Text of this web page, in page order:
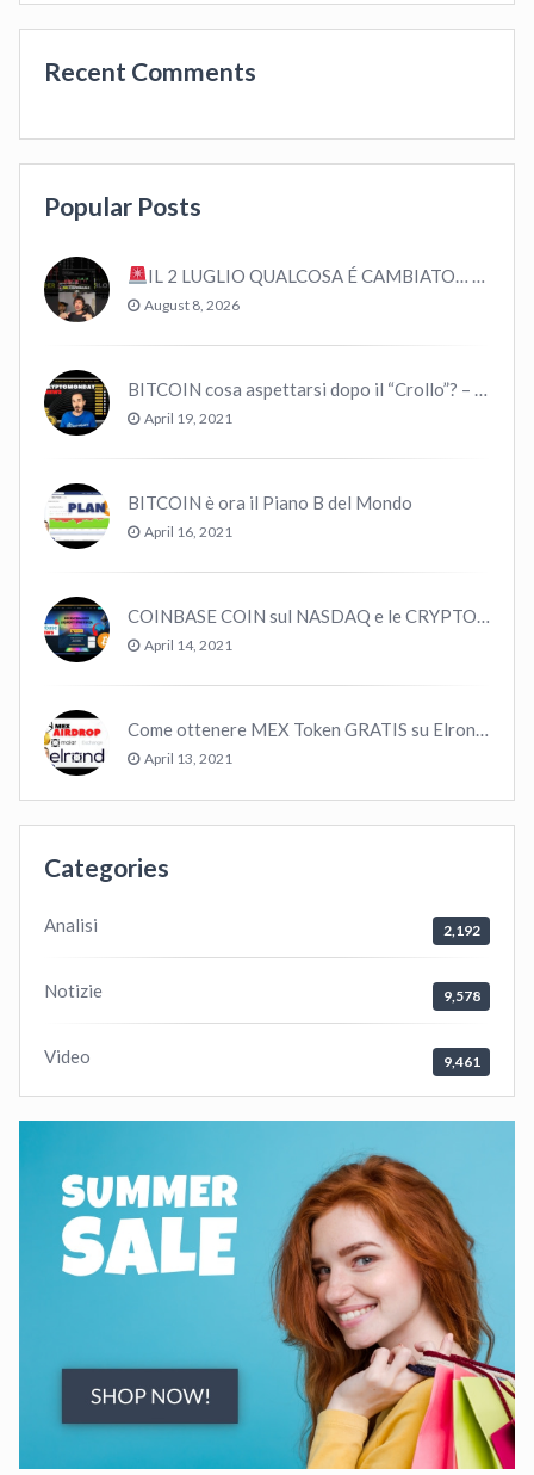
Recent Comments
Popular Posts
IL 2 LUGLIO QUALCOSA É CAMBIATO… #bitcoin #crypto #trading
August 8, 2026
BITCOIN cosa aspettarsi dopo il “Crollo”? – CryptoMonday NEWS w16/’21
April 19, 2021
BITCOIN è ora il Piano B del Mondo
April 16, 2021
COINBASE COIN sul NASDAQ e le CRYPTO volano!
April 14, 2021
Come ottenere MEX Token GRATIS su Elrond ?
April 13, 2021
Categories
Analisi 2,192
Notizie 9,578
Video 9,461